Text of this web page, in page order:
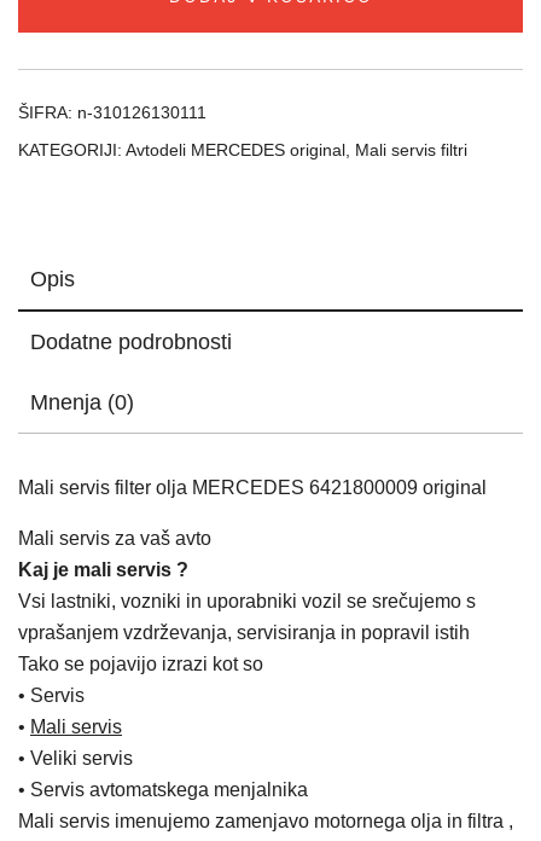
6421800009
original
ŠIFRA: n-310126130111
KATEGORIJI: Avtodeli MERCEDES original, Mali servis filtri
Opis
Dodatne podrobnosti
Mnenja (0)
Mali servis filter olja MERCEDES 6421800009 original
Mali servis za vaš avto
Kaj je mali servis ?
Vsi lastniki, vozniki in uporabniki vozil se srečujemo s
vprašanjem vzdrževanja, servisiranja in popravil istih
Tako se pojavijo izrazi kot so
• Servis
• Mali servis
• Veliki servis
• Servis avtomatskega menjalnika
Mali servis imenujemo zamenjavo motornega olja in filtra ,